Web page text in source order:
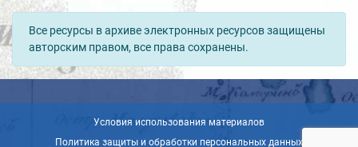
Все ресурсы в архиве электронных ресурсов защищены
авторским правом, все права сохранены.
Условия использования материалов
Политика защиты и обработки персональных данных